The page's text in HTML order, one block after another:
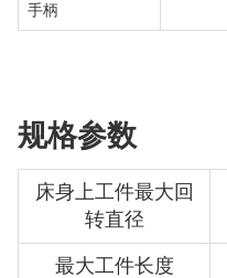
手柄
规格参数
床身上工件最大回
转直径
最大工件长度